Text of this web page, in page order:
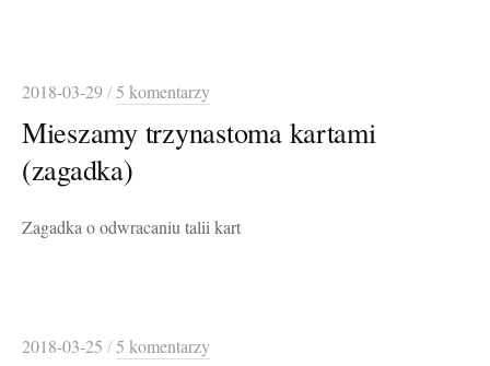
2018-03-29/5 komentarzy
Mieszamy trzynastoma kartami
(zagadka)
Zagadka o odwracaniu talii kart
2018-03-25 /5 komentarzy